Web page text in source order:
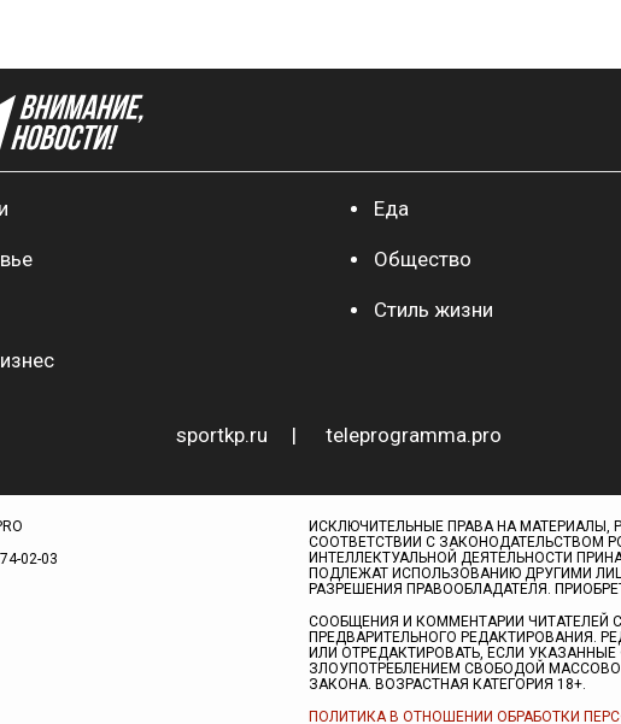
Еда
Общество
Стиль жизни
sportkp.ru teleprogramma.pro
02-03
ИСКЛЮЧИТЕЛЬНЫЕ ПРАВА НА МАТЕРИАЛЫ,
СООТВЕТСТВИИ С ЗАКОНОДАТЕЛЬСТВОМ
ИНТЕЛЛЕКТУАЛЬНОЙ ДЕЯТЕЛЬНОСТИ
ПОДЛЕЖАТ ИСПОЛЬЗОВАНИЮ ДРУГИМИ
РАЗРЕШЕНИЯ ПРАВООБЛАДАТЕЛЯ.
СООБЩЕНИЯ И КОММЕНТАРИИ ЧИТАТЕЛЕЙ
ПРЕДВАРИТЕЛЬНОГО РЕДАКТИРОВАНИЯ.
ИЛИ ОТРЕДАКТИРОВАТЬ, ЕСЛИ
ЗЛОУПОТРЕБЛЕНИЕМ СВОБОДОЙ
ЗАКОНА. ВОЗРАСТНАЯ КАТЕГОРИЯ 18+.
ПОЛИТИКА В ОТНОШЕНИИ ОБРАБОТКИ